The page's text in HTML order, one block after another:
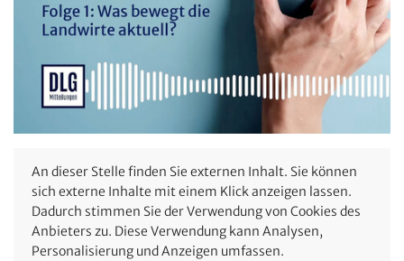
An dieser Stelle finden Sie externen Inhalt. Sie können
sich externe Inhalte mit einem Klick anzeigen lassen.
Dadurch stimmen Sie der Verwendung von Cookies des
Anbieters zu. Diese Verwendung kann Analysen,
Personalisierung und Anzeigen umfassen.